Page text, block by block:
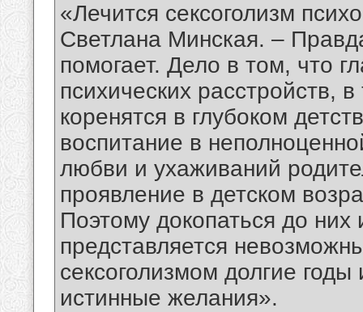
«Лечится сексоголизм
Светлана Минская. –
помогает. Дело в том, что
психических расстройств,
коренятся в глубоком
воспитание в
любви и ухаживаний
проявление в детском
Поэтому докопаться до них
представляется
сексоголизмом долгие
истинные желания».